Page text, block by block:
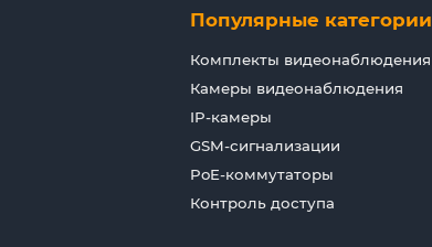
Популярные категории
Комплекты видеонаблюдения
Камеры видеонаблюдения
IP-камеры
GSM-сигнализации
PoE-коммутаторы
Контроль доступа